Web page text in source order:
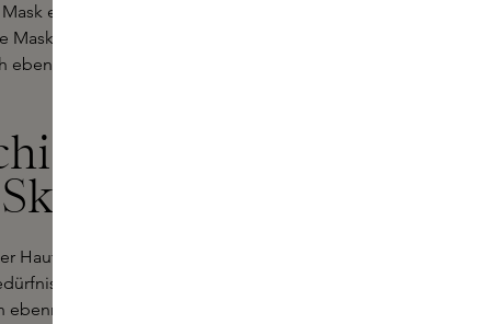
ein- bis zweimal pro Woche,
sorgt für ein tiefes Peeling
und strahlender
Haut. Unser Caudalie-Sortiment
Von Vinoperfect, das für
Teint bekannt ist, bis